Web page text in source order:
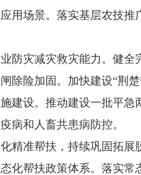
用场景。落实基层农技
灾减灾救灾能力。健全
除险加固。加快建设“荆
建设。推动建设一批平
病和人畜共患病防控。
准帮扶，持续巩固拓展
帮扶政策体系。落实常